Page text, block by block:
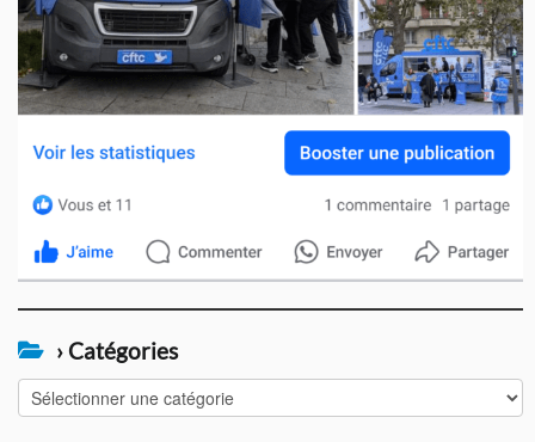
› Catégories
Catégories